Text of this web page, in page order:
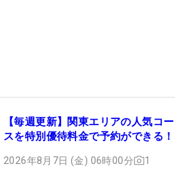
【毎週更新】関東エリアの人気コー
スを特別優待料金で予約ができる！
2026年8月7日 (金) 06時00分 1